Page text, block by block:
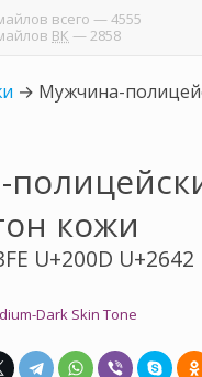
всего — 4555
ВК — 2858
→ Мужчина-
кожи
U+200D U+2642
Dark Skin Tone